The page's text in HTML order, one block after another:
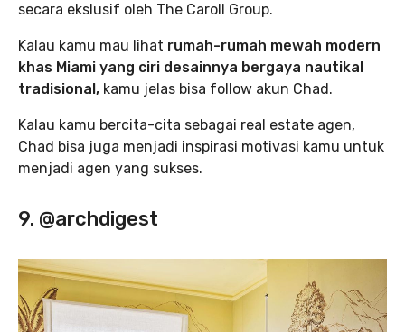
secara ekslusif oleh The Caroll Group.
Kalau kamu mau lihat rumah-rumah mewah modern
khas Miami yang ciri desainnya bergaya nautikal
tradisional, kamu jelas bisa follow akun Chad.
Kalau kamu bercita-cita sebagai real estate agen,
Chad bisa juga menjadi inspirasi motivasi kamu untuk
menjadi agen yang sukses.
9. @archdigest